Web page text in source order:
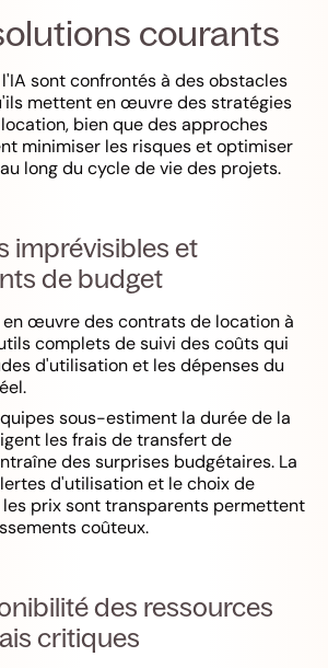
courants
sont confrontés à des obstacles
mettent en œuvre des stratégies
bien que des approches
minimiser les risques et optimiser
long du cycle de vie des projets.
imprévisibles et
de budget
en œuvre des contrats de location à
complets de suivi des coûts qui
d'utilisation et les dépenses du
sous-estiment la durée de la
les frais de transfert de
des surprises budgétaires. La
d'utilisation et le choix de
prix sont transparents permettent
coûteux.
des ressources
critiques